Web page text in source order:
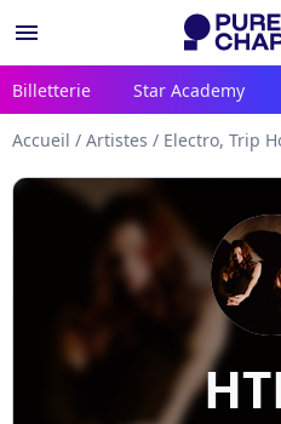
menu
Billetterie Star Academy
Accueil / Artistes / Electro, Trip